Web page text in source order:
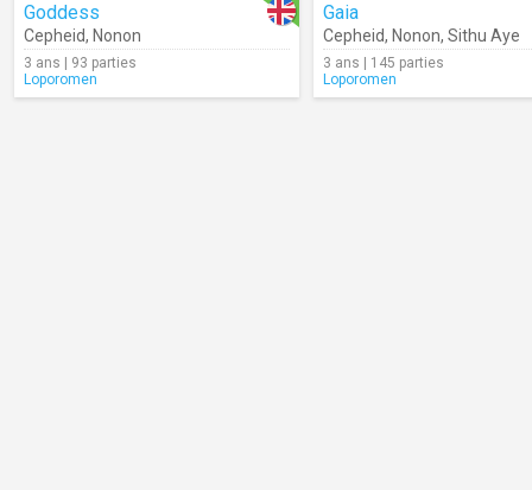
Goddess
Cepheid, Nonon
3 ans | 93 parties
Loporomen
Gaia
Cepheid, Nonon, Sithu Aye
3 ans | 145 parties
Loporomen